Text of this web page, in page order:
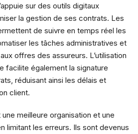
sur des outils digitaux
la gestion de ses contrats. Les
de suivre en temps réel les
les tâches administratives et
offres des assureurs. L’utilisation
facilite également la signature
réduisant ainsi les délais et
client.
meilleure organisation et une
limitant les erreurs. Ils sont devenus